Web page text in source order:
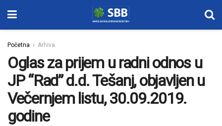
Početna Arhiva
Oglas za prijem u radni odnos u
JP “Rad” d.d. Tešanj, objavljen u
Večernjem listu, 30.09.2019.
godine